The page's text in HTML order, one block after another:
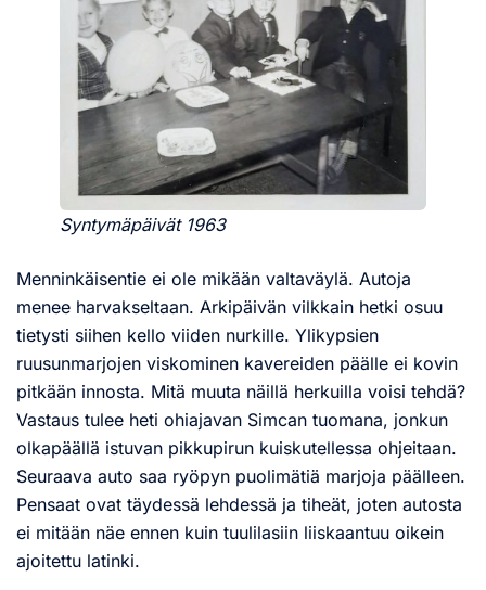
Syntymäpäivät 1963
Menninkäisentie ei ole mikään valtaväylä. Autoja
menee harvakseltaan. Arkipäivän vilkkain hetki osuu
tietysti siihen kello viiden nurkille. Ylikypsien
ruusunmarjojen viskominen kavereiden päälle ei kovin
pitkään innosta. Mitä muuta näillä herkuilla voisi tehdä?
Vastaus tulee heti ohiajavan Simcan tuomana, jonkun
olkapäällä istuvan pikkupirun kuiskutellessa ohjeitaan.
Seuraava auto saa ryöpyn puolimätiä marjoja päälleen.
Pensaat ovat täydessä lehdessä ja tiheät, joten autosta
ei mitään näe ennen kuin tuulilasiin liiskaantuu oikein
ajoitettu latinki.